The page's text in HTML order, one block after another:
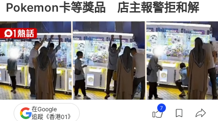
Pokemon卡等獎品 店主報警拒和解
在Google
追蹤《香港01》
7